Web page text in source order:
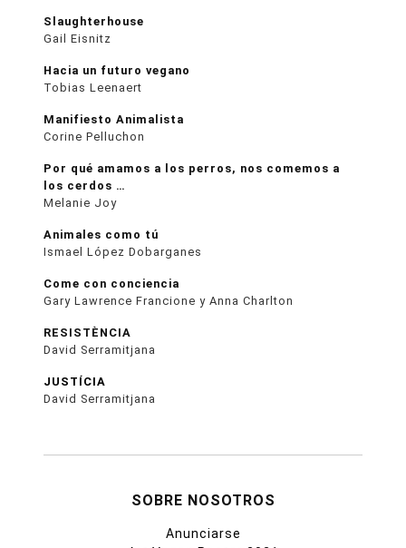
Slaughterhouse
Gail Eisnitz
Hacia un futuro vegano
Tobias Leenaert
Manifiesto Animalista
Corine Pelluchon
Por qué amamos a los perros, nos comemos a
los cerdos …
Melanie Joy
Animales como tú
Ismael López Dobarganes
Come con conciencia
Gary Lawrence Francione y Anna Charlton
RESISTÈNCIA
David Serramitjana
JUSTÍCIA
David Serramitjana
SOBRE NOSOTROS
Anunciarse